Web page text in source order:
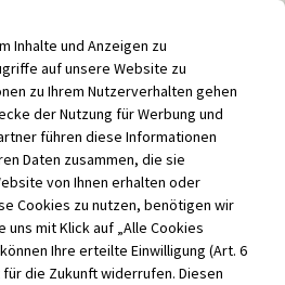
aufrufen
Inhalte und Anzeigen zu
auf unsere Website zu
zu Ihrem Nutzerverhalten gehen
der Nutzung für Werbung und
führen diese Informationen
Daten zusammen, die sie
von Ihnen erhalten oder
Cookies zu nutzen, benötigen wir
uns mit Klick auf „Alle Cookies
Ihre erteilte Einwilligung (Art. 6
für die Zukunft widerrufen. Diesen